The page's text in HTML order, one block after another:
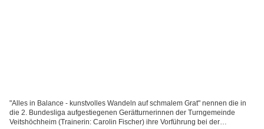
"Alles in Balance - kunstvolles Wandeln auf schmalem Grat" nennen die in
die 2. Bundesliga aufgestiegenen Gerätturnerinnen der Turngemeinde
Veitshöchheim (Trainerin: Carolin Fischer) ihre Vorführung bei der